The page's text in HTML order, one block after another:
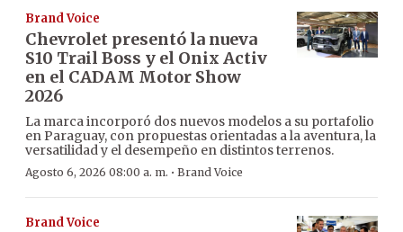
Brand Voice
Chevrolet presentó la nueva
S10 Trail Boss y el Onix Activ
en el CADAM Motor Show
2026
La marca incorporó dos nuevos modelos a su portafolio
en Paraguay, con propuestas orientadas a la aventura, la
versatilidad y el desempeño en distintos terrenos.
Agosto 6, 2026 08:00 a. m. · Brand Voice
Brand Voice